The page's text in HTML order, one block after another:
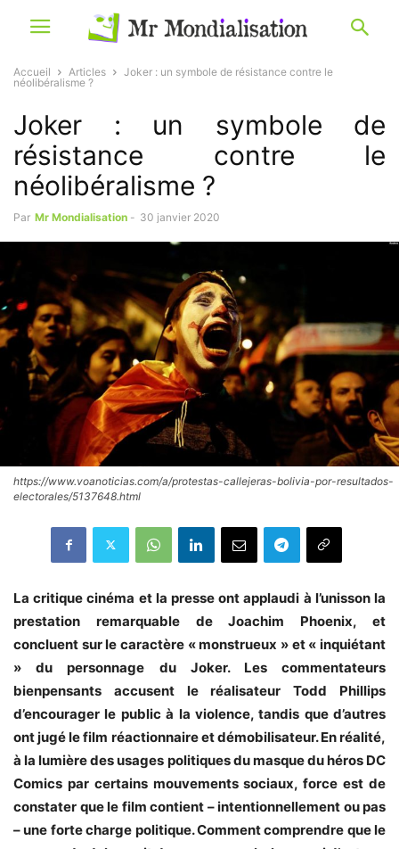
Accueil Articles
Joker : un symbole de résistance contre le
néolibéralisme ?
Joker : un symbole de
résistance contre le
néolibéralisme ?
Par Mr Mondialisation - 30 janvier 2020
https://www.voanoticias.com/a/protestas-callejeras-bolivia-por-resultados-
electorales/5137648.html
La critique cinéma et la presse ont applaudi à l’unisson la
prestation remarquable de Joachim Phoenix, et
concluent sur le caractère « monstrueux » et « inquiétant
» du personnage du Joker. Les commentateurs
bienpensants accusent le réalisateur Todd Phillips
d’encourager le public à la violence, tandis que d’autres
ont jugé le film réactionnaire et démobilisateur. En réalité,
à la lumière des usages politiques du masque du héros DC
Comics par certains mouvements sociaux, force est de
constater que le film contient – intentionnellement ou pas
– une forte charge politique. Comment comprendre que le